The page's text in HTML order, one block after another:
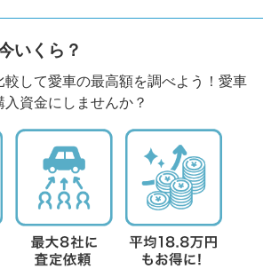
いくら？
較して愛車の最高額を調べよう！愛車
資金にしませんか？